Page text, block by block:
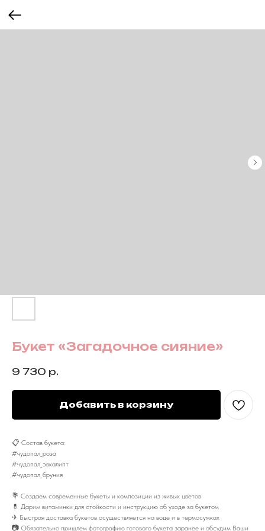
Букет «Загадочное сияние»
9 730 р.
Добавить в корзину
📋 Состав букета:
#чудопал_роза
#чудопал_эвкалипт
#чудопал_бруния
💐 Создаем современные букеты и композиции из живых цветов
💊 Дарим витаминки для стойкости и инструкцию об уходе за букетом
✈ Быстрая доставка букетов осуществляется на воде и в термосумках
📷 Обязательно пришлем фотографию готового букета заранее и обсудим Ваши